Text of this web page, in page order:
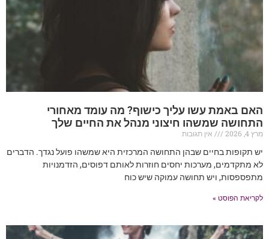
האם באמת עשו עליך כישוף? מה עומד מאחורי
התחושה שמשהו חיצוני מנהל את החיים שלך
מרץ 4, 2026
אין תגובות
יש תקופות בחיים שבהן התחושה המרכזית היא שמשהו פועל נגדך. הדברים
לא מתקדמים, מערכות יחסים חוזרות לאותם דפוסים, הזדמנויות
מתפספסות, ויש תחושה עמוקה שיש כוח
לקריאת הפוסט »